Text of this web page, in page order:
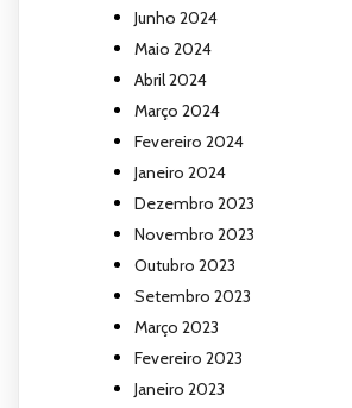
Junho 2024
Maio 2024
Abril 2024
Março 2024
Fevereiro 2024
Janeiro 2024
Dezembro 2023
Novembro 2023
Outubro 2023
Setembro 2023
Março 2023
Fevereiro 2023
Janeiro 2023